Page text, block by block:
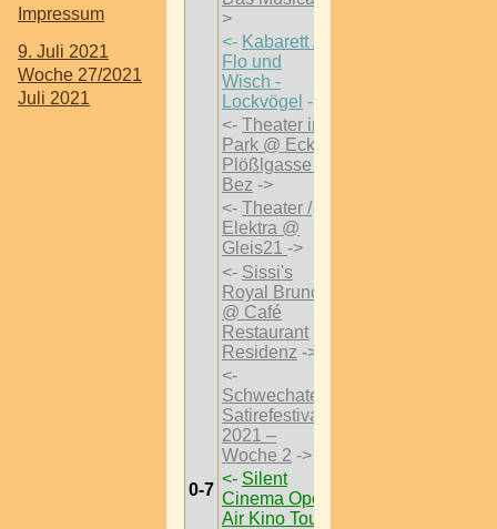
Impressum
9. Juli 2021
Woche 27/2021
Juli 2021
0-7
>
<- Kabarett /
Flo und
Wisch -
Lockvögel ->
<- Theater im
Park @ Ecke
Plößlgasse 3
Bez ->
<- Theater /
Elektra @
Gleis21 ->
<- Sissi's
Royal Brunch
@ Café
Restaurant
Residenz ->
<-
Schwechater
Satirefestival
2021 –
Woche 2 ->
<- Silent
Cinema Open
Air Kino Tour